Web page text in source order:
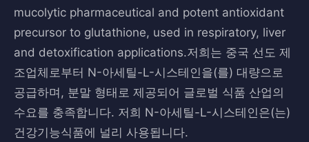
mucolytic pharmaceutical and potent antioxidant
precursor to glutathione, used in respiratory, liver
and detoxification applications.저희는 중국 선도 제
조업체로부터 N-아세틸-L-시스테인을(를) 대량으로
공급하며, 분말 형태로 제공되어 글로벌 식품 산업의
수요를 충족합니다. 저희 N-아세틸-L-시스테인은(는)
건강기능식품에 널리 사용됩니다.